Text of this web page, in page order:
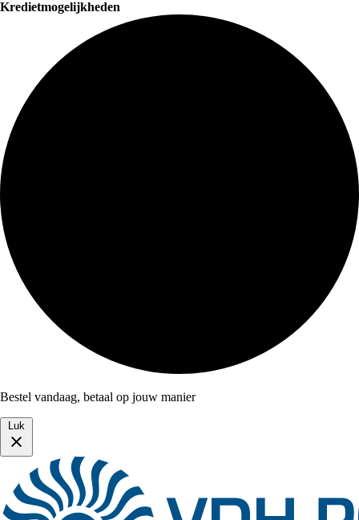
Kredietmogelijkheden
Bestel vandaag, betaal op jouw manier
Luk